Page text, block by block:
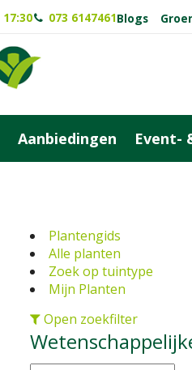
17:30 073 6147461Blogs
Aanbiedingen Event-
Plantengids
Alle planten
Zoek op tuintype
Mijn Planten
Open zoekfilter